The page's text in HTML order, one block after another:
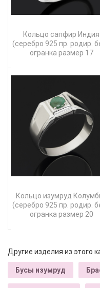
Кольцо сапфир Индия
(серебро 925 пр. родир.
огранка размер 17
Кольцо изумруд
(серебро 925 пр. родир.
огранка размер 20
Другие изделия из этого
Бусы изумруд